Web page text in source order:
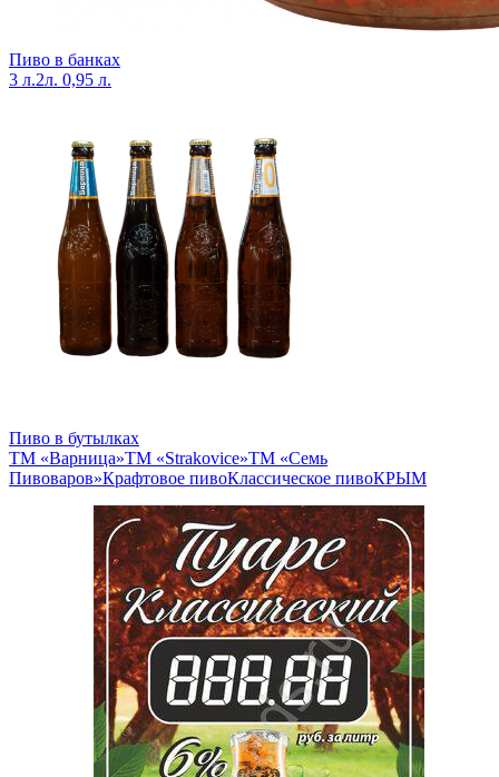
Пиво в банках
3 л.2л. 0,95 л.
Пиво в бутылках
ТМ «Варница»ТМ «Strakovice»ТМ «Семь
Пивоваров»Крафтовое пивоКлассическое пивоКРЫМ